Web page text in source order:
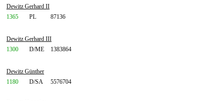
Dewitz Gerhard II
1365
PL 87136
Dewitz Gerhard III
1300
D/ME 1383864
Dewitz Günther
1180
D/SA 5576704